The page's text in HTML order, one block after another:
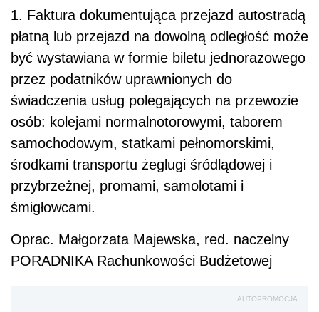
1. Faktura dokumentująca przejazd autostradą
płatną lub przejazd na dowolną odległość może
być wystawiana w formie biletu jednorazowego
przez podatników uprawnionych do
świadczenia usług polegających na przewozie
osób: kolejami normalnotorowymi, taborem
samochodowym, statkami pełnomorskimi,
środkami transportu żeglugi śródlądowej i
przybrzeżnej, promami, samolotami i
śmigłowcami.
Oprac. Małgorzata Majewska, red. naczelny
PORADNIKA Rachunkowości Budżetowej
AUTOPROMOCJA